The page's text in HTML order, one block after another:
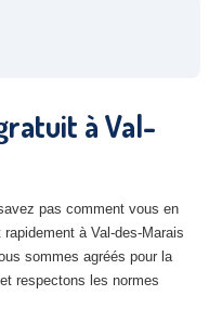
à Val-
pas comment vous en
à Val-des-Marais
sommes agréés pour la
respectons les normes